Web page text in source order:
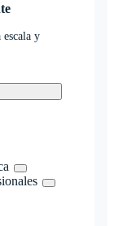
escala y